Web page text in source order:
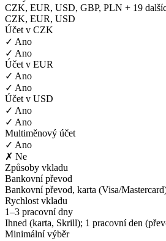
CZK, EUR, USD, GBP, PLN + 19
CZK, EUR, USD
Účet v CZK
✓ Ano
✓ Ano
Účet v EUR
✓ Ano
✓ Ano
Účet v USD
✓ Ano
✓ Ano
Multiměnový účet
✓ Ano
✗ Ne
Způsoby vkladu
Bankovní převod
Bankovní převod, karta (Visa/
Rychlost vkladu
1–3 pracovní dny
Ihned (karta, Skrill); 1 pracovní den
Minimální výběr